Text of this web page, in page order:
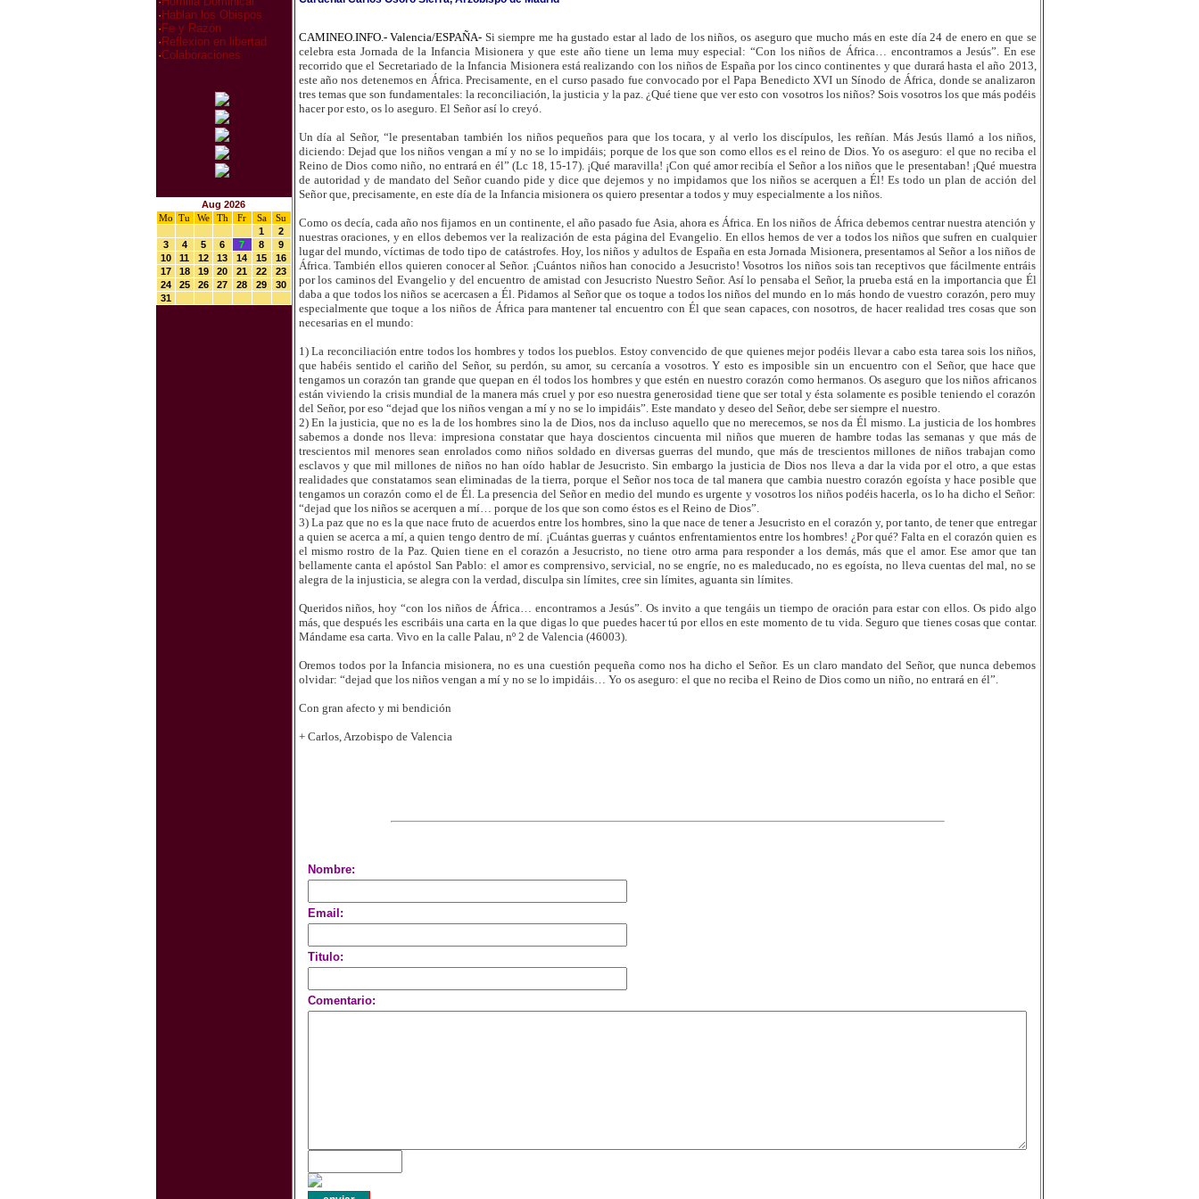
· Hablan los Obispos
· Fe y Razón
· Reflexion en libertad
·Colaboraciones
Aug 2026
Mo Tu We Th Fr Sa
Su
1
2
3
4 5 6 7 8
9
10
11 12 13 14 15
16
17
18 19 20 21 22
23
24
25 26 27 28 29
30
31
CAMINEO.INFO.- Valencia/ESPAÑA- Si siempre me ha gustado estar al lado de los niños, os aseguro que mucho más en este día 24 de enero en que se
celebra esta Jornada de la Infancia Misionera y que este año tiene un lema muy especial: “Con los niños de África… encontramos a Jesús”. En ese
recorrido que el Secretariado de la Infancia Misionera está realizando con los niños de España por los cinco continentes y que durará hasta el año 2013,
este año nos detenemos en África. Precisamente, en el curso pasado fue convocado por el Papa Benedicto XVI un Sínodo de África, donde se analizaron
tres temas que son fundamentales: la reconciliación, la justicia y la paz. ¿Qué tiene que ver esto con vosotros los niños? Sois vosotros los que más podéis
hacer por esto, os lo aseguro. El Señor así lo creyó.
Un día al Señor, “le presentaban también los niños pequeños para que los tocara, y al verlo los discípulos, les reñían. Más Jesús llamó a los niños,
diciendo: Dejad que los niños vengan a mí y no se lo impidáis; porque de los que son como ellos es el reino de Dios. Yo os aseguro: el que no reciba el
Reino de Dios como niño, no entrará en él” (Lc 18, 15-17). ¡Qué maravilla! ¡Con qué amor recibía el Señor a los niños que le presentaban! ¡Qué muestra
de autoridad y de mandato del Señor cuando pide y dice que dejemos y no impidamos que los niños se acerquen a Él! Es todo un plan de acción del
Señor que, precisamente, en este día de la Infancia misionera os quiero presentar a todos y muy especialmente a los niños.
Como os decía, cada año nos fijamos en un continente, el año pasado fue Asia, ahora es África. En los niños de África debemos centrar nuestra atención y
nuestras oraciones, y en ellos debemos ver la realización de esta página del Evangelio. En ellos hemos de ver a todos los niños que sufren en cualquier
lugar del mundo, víctimas de todo tipo de catástrofes. Hoy, los niños y adultos de España en esta Jornada Misionera, presentamos al Señor a los niños de
África. También ellos quieren conocer al Señor. ¡Cuántos niños han conocido a Jesucristo! Vosotros los niños sois tan receptivos que fácilmente entráis
por los caminos del Evangelio y del encuentro de amistad con Jesucristo Nuestro Señor. Así lo pensaba el Señor, la prueba está en la importancia que Él
daba a que todos los niños se acercasen a Él. Pidamos al Señor que os toque a todos los niños del mundo en lo más hondo de vuestro corazón, pero muy
especialmente que toque a los niños de África para mantener tal encuentro con Él que sean capaces, con nosotros, de hacer realidad tres cosas que son
necesarias en el mundo:
1) La reconciliación entre todos los hombres y todos los pueblos. Estoy convencido de que quienes mejor podéis llevar a cabo esta tarea sois los niños,
que habéis sentido el cariño del Señor, su perdón, su amor, su cercanía a vosotros. Y esto es imposible sin un encuentro con el Señor, que hace que
tengamos un corazón tan grande que quepan en él todos los hombres y que estén en nuestro corazón como hermanos. Os aseguro que los niños africanos
están viviendo la crisis mundial de la manera más cruel y por eso nuestra generosidad tiene que ser total y ésta solamente es posible teniendo el corazón
del Señor, por eso “dejad que los niños vengan a mí y no se lo impidáis”. Este mandato y deseo del Señor, debe ser siempre el nuestro.
2) En la justicia, que no es la de los hombres sino la de Dios, nos da incluso aquello que no merecemos, se nos da Él mismo. La justicia de los hombres
sabemos a donde nos lleva: impresiona constatar que haya doscientos cincuenta mil niños que mueren de hambre todas las semanas y que más de
trescientos mil menores sean enrolados como niños soldado en diversas guerras del mundo, que más de trescientos millones de niños trabajan como
esclavos y que mil millones de niños no han oído hablar de Jesucristo. Sin embargo la justicia de Dios nos lleva a dar la vida por el otro, a que estas
realidades que constatamos sean eliminadas de la tierra, porque el Señor nos toca de tal manera que cambia nuestro corazón egoísta y hace posible que
tengamos un corazón como el de Él. La presencia del Señor en medio del mundo es urgente y vosotros los niños podéis hacerla, os lo ha dicho el Señor:
“dejad que los niños se acerquen a mí… porque de los que son como éstos es el Reino de Dios”.
3) La paz que no es la que nace fruto de acuerdos entre los hombres, sino la que nace de tener a Jesucristo en el corazón y, por tanto, de tener que entregar
a quien se acerca a mí, a quien tengo dentro de mí. ¡Cuántas guerras y cuántos enfrentamientos entre los hombres! ¿Por qué? Falta en el corazón quien es
el mismo rostro de la Paz. Quien tiene en el corazón a Jesucristo, no tiene otro arma para responder a los demás, más que el amor. Ese amor que tan
bellamente canta el apóstol San Pablo: el amor es comprensivo, servicial, no se engríe, no es maleducado, no es egoísta, no lleva cuentas del mal, no se
alegra de la injusticia, se alegra con la verdad, disculpa sin límites, cree sin límites, aguanta sin límites.
Queridos niños, hoy “con los niños de África… encontramos a Jesús”. Os invito a que tengáis un tiempo de oración para estar con ellos. Os pido algo
más, que después les escribáis una carta en la que digas lo que puedes hacer tú por ellos en este momento de tu vida. Seguro que tienes cosas que contar.
Mándame esa carta. Vivo en la calle Palau, nº 2 de Valencia (46003).
Oremos todos por la Infancia misionera, no es una cuestión pequeña como nos ha dicho el Señor. Es un claro mandato del Señor, que nunca debemos
olvidar: “dejad que los niños vengan a mí y no se lo impidáis… Yo os aseguro: el que no reciba el Reino de Dios como un niño, no entrará en él”.
Con gran afecto y mi bendición
+ Carlos, Arzobispo de Valencia
Nombre:
Email:
Titulo:
Comentario: